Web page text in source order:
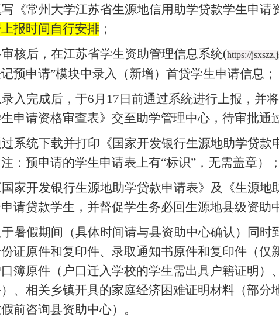
写《常州大学江苏省生源地信用助学贷款学生申
报时间自行安排 ；
审核后，在江苏省学生资助管理信息系统(https://
申请”模块中录入（新增）首贷学生申请信息；
录入完成后，于6月17日前通过系统进行上报，并
申请资格审查表》交至助学管理中心，待审批通
过系统下载并打印《国家开发银行生源地助学贷
：预申请的学生申请表上有“标识”，无需盖章）；
国家开发银行生源地助学贷款申请表》及《生源
请贷款学生，并督促学生务必回生源地县级资助
于暑假期间（具体时间请与县资助中心确认）同时
证原件和复印件、录取通知书原件和复印件（仅
簿原件（户口迁入学校的学生需出具户籍证明）
、相关乡镇开具的家庭经济困难证明材料（部分
前咨询县资助中心）。